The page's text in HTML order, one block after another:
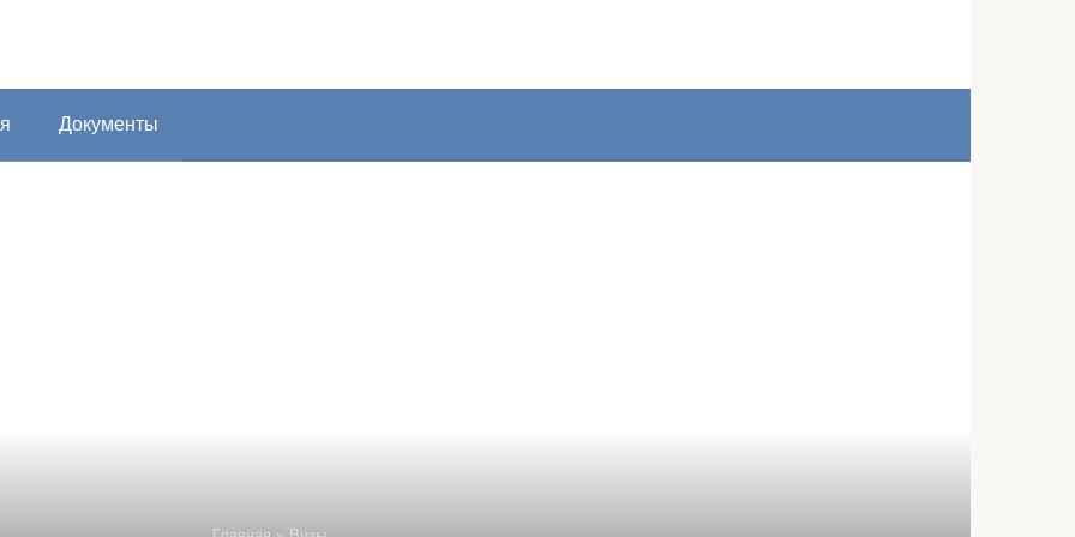
Документы